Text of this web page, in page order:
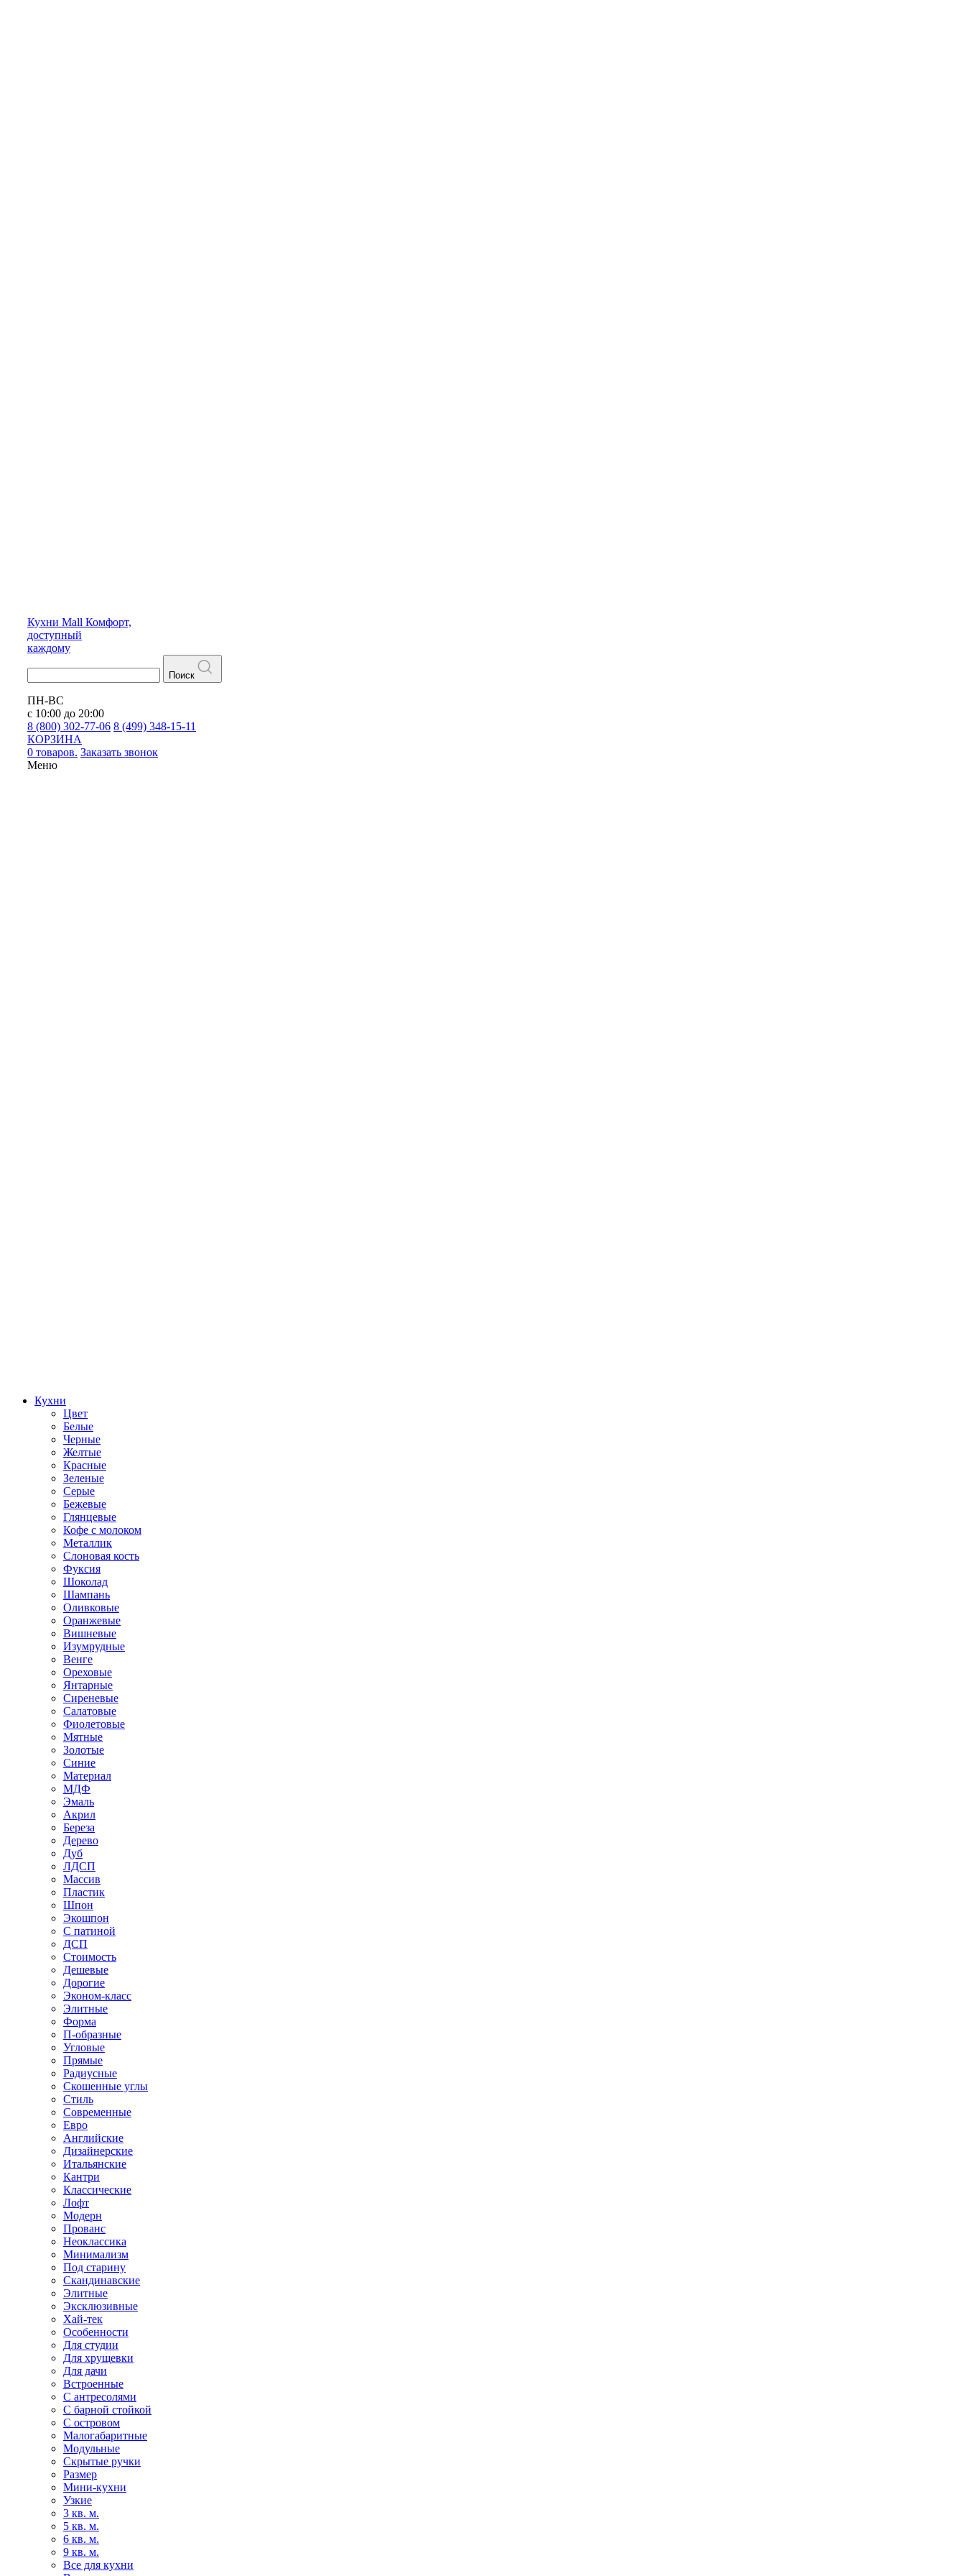
Кухни Mall Комфорт,
доступный
каждому
Поиск
ПН-ВС
с 10:00 до 20:00
8 (800) 302-77-06 8 (499) 348-15-11
КОРЗИНА
0 товаров. Заказать звонок
Меню
Кухни
Цвет
Белые
Черные
Желтые
Красные
Зеленые
Серые
Бежевые
Глянцевые
Кофе с молоком
Металлик
Слоновая кость
Фуксия
Шоколад
Шампань
Оливковые
Оранжевые
Вишневые
Изумрудные
Венге
Ореховые
Янтарные
Сиреневые
Салатовые
Фиолетовые
Мятные
Золотые
Синие
Материал
МДФ
Эмаль
Акрил
Береза
Дерево
Дуб
ЛДСП
Массив
Пластик
Шпон
Экошпон
С патиной
ДСП
Стоимость
Дешевые
Дорогие
Эконом-класс
Элитные
Форма
П-образные
Угловые
Прямые
Радиусные
Скошенные углы
Стиль
Современные
Евро
Английские
Дизайнерские
Итальянские
Кантри
Классические
Лофт
Модерн
Прованс
Неоклассика
Минимализм
Под старину
Скандинавские
Элитные
Эксклюзивные
Хай-тек
Особенности
Для студии
Для хрущевки
Для дачи
Встроенные
С антресолями
С барной стойкой
С островом
Малогабаритные
Модульные
Скрытые ручки
Размер
Мини-кухни
Узкие
3 кв. м.
5 кв. м.
6 кв. м.
9 кв. м.
Все для кухни